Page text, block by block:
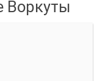
Воркуты